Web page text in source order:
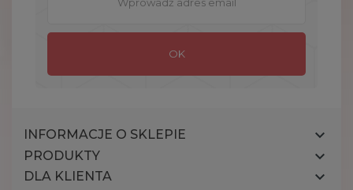
INFORMACJE O SKLEPIE 
PRODUKTY 
DLA KLIENTA 